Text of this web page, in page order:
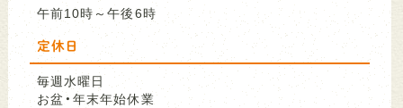
午前10時～午後6時
定休日
毎週水曜日
お盆・年末年始休業